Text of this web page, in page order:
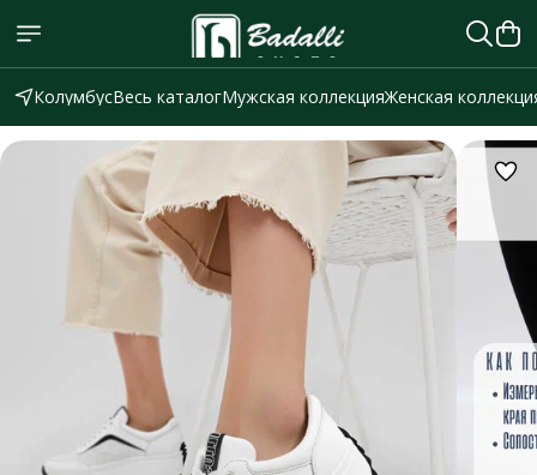
КолумбусВесь каталогМужская коллекцияЖенская